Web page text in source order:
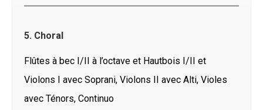
5. Choral
Flûtes à bec I/II à l’octave et Hautbois I/II et
Violons I avec Soprani, Violons II avec Alti, Violes
avec Ténors, Continuo